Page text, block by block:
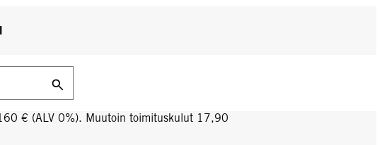
€ (ALV 0%). Muutoin toimituskulut 17,90